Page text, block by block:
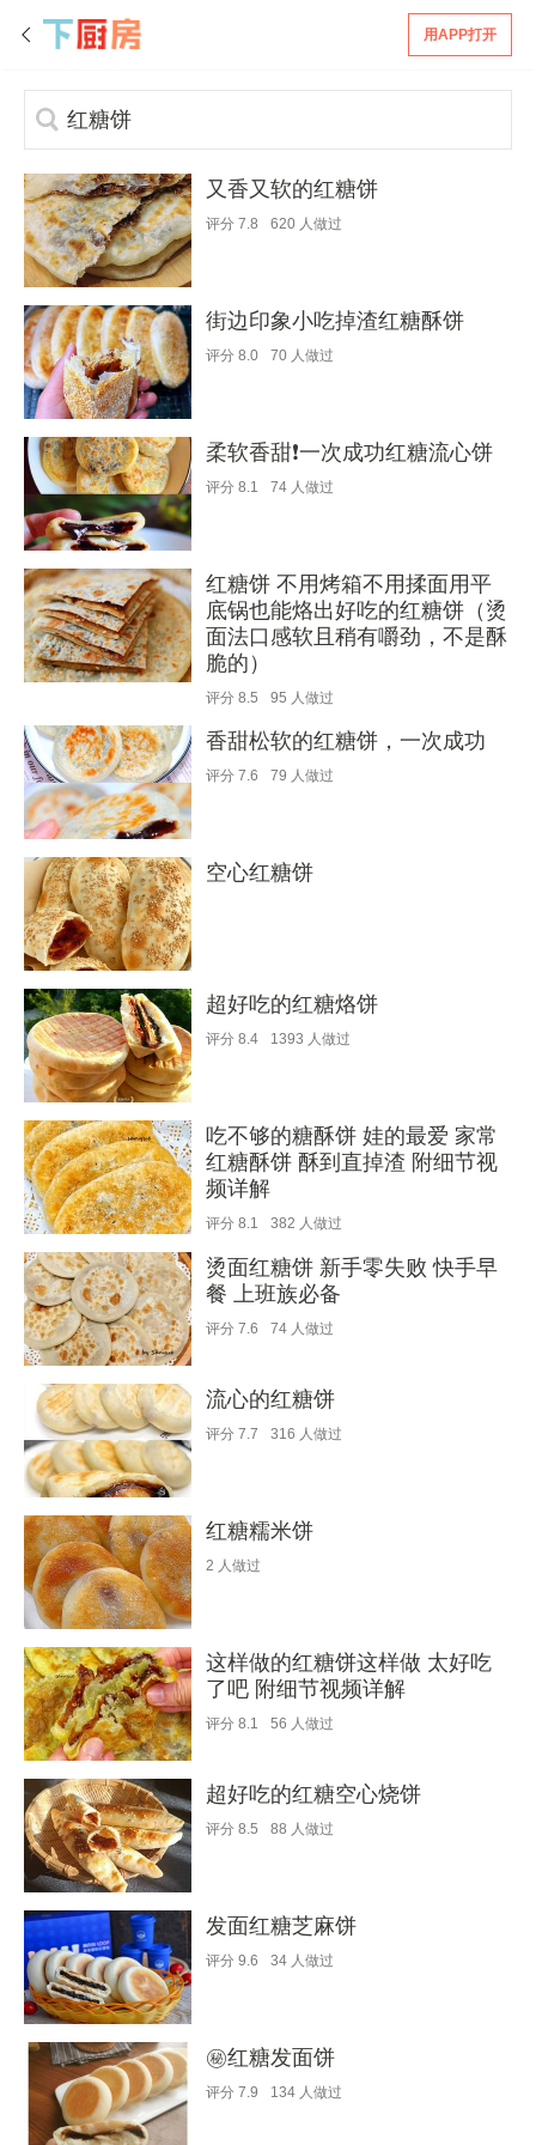
用APP打开
又香又软的红糖饼
评分 7.8 620 人做过
街边印象小吃掉渣红糖酥饼
评分 8.0 70 人做过
柔软香甜❗️一次成功红糖流心饼
评分 8.1 74 人做过
红糖饼 不用烤箱不用揉面用平
底锅也能烙出好吃的红糖饼（烫
面法口感软且稍有嚼劲，不是酥
脆的）
评分 8.5 95 人做过
香甜松软的红糖饼，一次成功
评分 7.6 79 人做过
空心红糖饼
超好吃的红糖烙饼
评分 8.4 1393 人做过
吃不够的糖酥饼 娃的最爱 家常
红糖酥饼 酥到直掉渣 附细节视
频详解
评分 8.1 382 人做过
烫面红糖饼 新手零失败 快手早
餐 上班族必备
评分 7.6 74 人做过
流心的红糖饼
评分 7.7 316 人做过
红糖糯米饼
2 人做过
这样做的红糖饼这样做 太好吃
了吧 附细节视频详解
评分 8.1 56 人做过
超好吃的红糖空心烧饼
评分 8.5 88 人做过
发面红糖芝麻饼
评分 9.6 34 人做过
㊙️红糖发面饼
评分 7.9 134 人做过